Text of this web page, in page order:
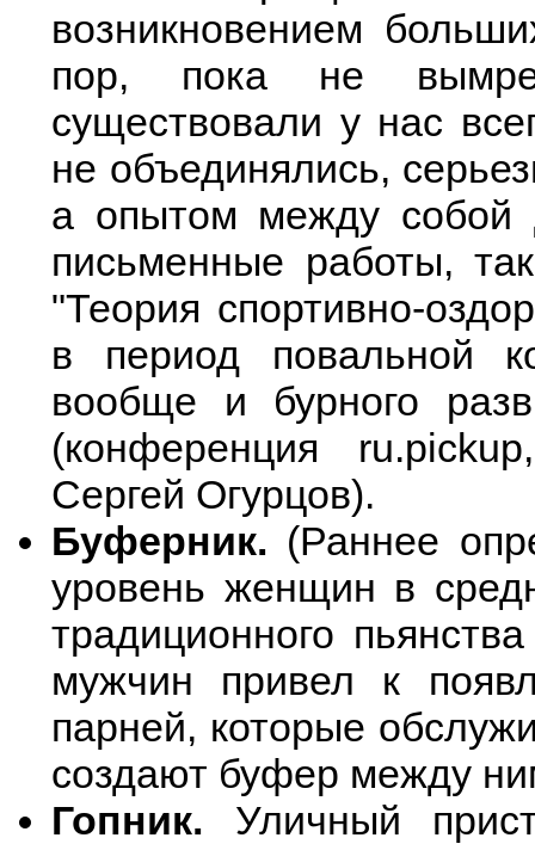
возникновением
пор, пока не
существовали у нас
не объединялись,
а опытом между собой
письменные работы,
"Теория спортивно-
в период повальной
вообще и бурного
(конференция
Сергей Огурцов).
Буферник. (Раннее
уровень женщин в
традиционного
мужчин привел к
парней, которые
создают буфер между
Гопник. Уличный